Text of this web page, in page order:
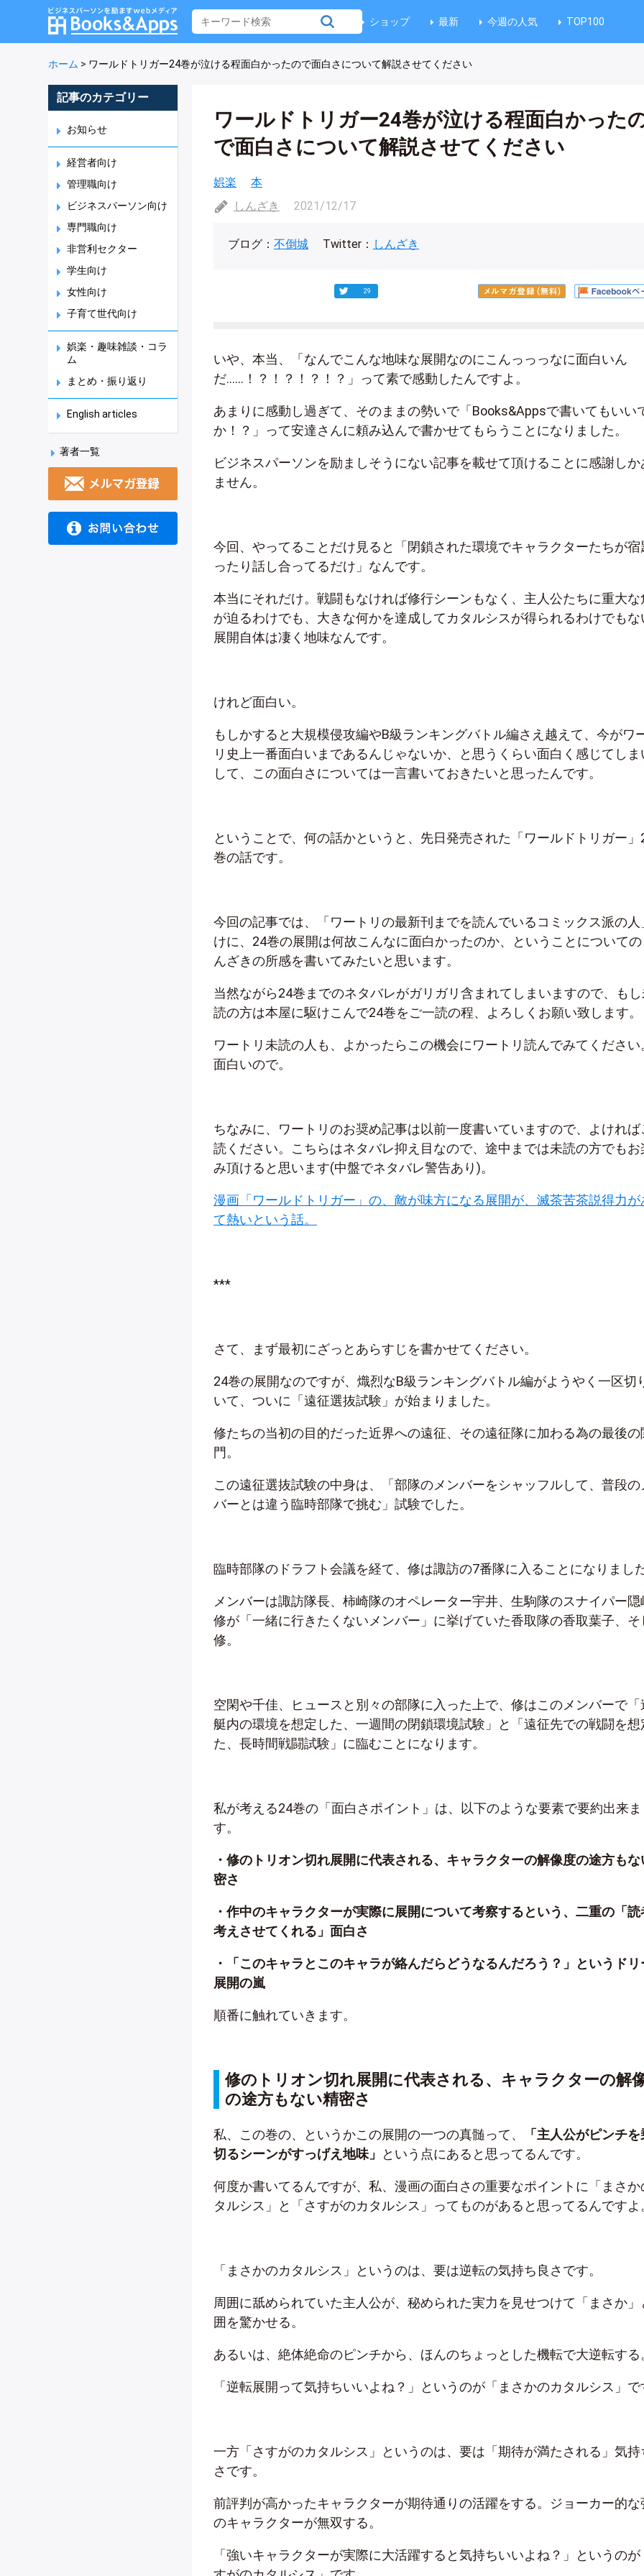
ショップ 最新 今週の人気 TOP100
ホーム > ワールドトリガー24巻が泣ける程面白かったので面白さについて解説させてください
記事のカテゴリー
お知らせ
経営者向け
管理職向け
ビジネスパーソン向け
専門職向け
非営利セクター
学生向け
女性向け
子育て世代向け
娯楽・趣味雑談・コラ
ム
まとめ・振り返り
English articles
著者一覧
ワールドトリガー24巻が泣ける程面白かった
で面白さについて解説させてください
娯楽
本
しんざき
2021/12/17
ブログ： 不倒城 Twitter： しんざき
29
いや、本当、「なんでこんな地味な展開なのにこんっっっなに面白いん
だ……！？！？！？！？」って素で感動したんですよ。
あまりに感動し過ぎて、そのままの勢いで「Books&Appsで書いてもいい
か！？」って安達さんに頼み込んで書かせてもらうことになりました。
ビジネスパーソンを励ましそうにない記事を載せて頂けることに感謝しか
ません。
今回、やってることだけ見ると「閉鎖された環境でキャラクターたちが宿
ったり話し合ってるだけ」なんです。
本当にそれだけ。戦闘もなければ修行シーンもなく、主人公たちに重大な
が迫るわけでも、大きな何かを達成してカタルシスが得られるわけでもな
展開自体は凄く地味なんです。
けれど面白い。
もしかすると大規模侵攻編やB級ランキングバトル編さえ越えて、今がワ
リ史上一番面白いまであるんじゃないか、と思うくらい面白く感じてしま
して、この面白さについては一言書いておきたいと思ったんです。
ということで、何の話かというと、先日発売された「ワールドトリガー」
巻の話です。
今回の記事では、「ワートリの最新刊までを読んでいるコミックス派の人
けに、24巻の展開は何故こんなに面白かったのか、ということについての
んざきの所感を書いてみたいと思います。
当然ながら24巻までのネタバレがガリガリ含まれてしまいますので、もし
読の方は本屋に駆けこんで24巻をご一読の程、よろしくお願い致します。
ワートリ未読の人も、よかったらこの機会にワートリ読んでみてください
面白いので。
ちなみに、ワートリのお奨め記事は以前一度書いていますので、よければ
読ください。こちらはネタバレ抑え目なので、途中までは未読の方でもお
み頂けると思います(中盤でネタバレ警告あり)。
漫画「ワールドトリガー」の、敵が味方になる展開が、滅茶苦茶説得力が
て熱いという話。
***
さて、まず最初にざっとあらすじを書かせてください。
24巻の展開なのですが、熾烈なB級ランキングバトル編がようやく一区切
いて、ついに「遠征選抜試験」が始まりました。
修たちの当初の目的だった近界への遠征、その遠征隊に加わる為の最後の
門。
この遠征選抜試験の中身は、「部隊のメンバーをシャッフルして、普段の
バーとは違う臨時部隊で挑む」試験でした。
臨時部隊のドラフト会議を経て、修は諏訪の7番隊に入ることになりました
メンバーは諏訪隊長、柿崎隊のオペレーター宇井、生駒隊のスナイパー隠
修が「一緒に行きたくないメンバー」に挙げていた香取隊の香取葉子、そ
修。
空閑や千佳、ヒュースと別々の部隊に入った上で、修はこのメンバーで「
艇内の環境を想定した、一週間の閉鎖環境試験」と「遠征先での戦闘を想
た、長時間戦闘試験」に臨むことになります。
私が考える24巻の「面白さポイント」は、以下のような要素で要約出来ま
す。
・修のトリオン切れ展開に代表される、キャラクターの解像度の途方もな
密さ
・作中のキャラクターが実際に展開について考察するという、二重の「読
考えさせてくれる」面白さ
・「このキャラとこのキャラが絡んだらどうなるんだろう？」というドリ
展開の嵐
順番に触れていきます。
修のトリオン切れ展開に代表される、キャラクターの解
の途方もない精密さ
私、この巻の、というかこの展開の一つの真髄って、
「主人公がピンチを
切るシーンがすっげえ地味」
という点にあると思ってるんです。
何度か書いてるんですが、私、漫画の面白さの重要なポイントに「まさか
タルシス」と「さすがのカタルシス」ってものがあると思ってるんですよ
「まさかのカタルシス」というのは、要は逆転の気持ち良さです。
周囲に舐められていた主人公が、秘められた実力を見せつけて「まさか」
囲を驚かせる。
あるいは、絶体絶命のピンチから、ほんのちょっとした機転で大逆転する
「逆転展開って気持ちいいよね？」というのが「まさかのカタルシス」で
一方「さすがのカタルシス」というのは、要は「期待が満たされる」気持
さです。
前評判が高かったキャラクターが期待通りの活躍をする。ジョーカー的な
のキャラクターが無双する。
「強いキャラクターが実際に大活躍すると気持ちいいよね？」というのが